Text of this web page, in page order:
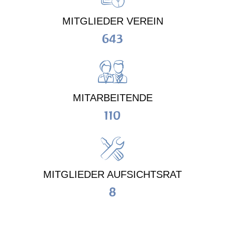
MITGLIEDER VEREIN
643
MITARBEITENDE
110
MITGLIEDER AUFSICHTSRAT
8